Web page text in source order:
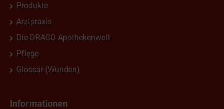
Produkte
Arztpraxis
Die DRACO Apothekenwelt
Pflege
Glossar (Wunden)
Informationen